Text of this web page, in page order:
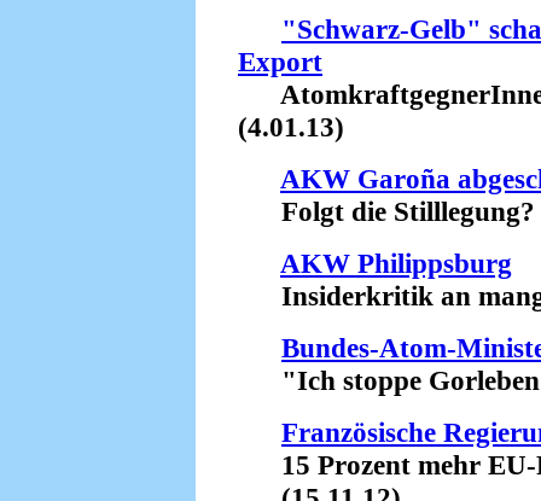
"Schwarz-Gelb"
Export
(4.01.13)
AKW Garoña
Folgt die Stilllegung?
AKW Philippsburg
Insiderkritik an
Bundes-Atom-
"Ich stoppe
Französische
15 Prozent mehr EU-